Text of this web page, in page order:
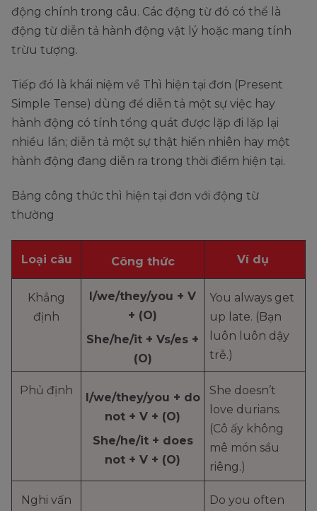
động chính trong câu. Các động từ đó có thể là
động từ diễn tả hành động vật lý hoặc mang tính
trừu tượng.
Tiếp đó là khái niệm về Thì hiện tại đơn (Present
Simple Tense) dùng để diễn tả một sự việc hay
hành động có tính tổng quát được lặp đi lặp lại
nhiều lần; diễn tả một sự thật hiển nhiên hay một
hành động đang diễn ra trong thời điểm hiện tại.
Bảng công thức thì hiện tại đơn với động từ
thường
Loại câu Công thức Ví dụ
Khẳng
định
I/we/they/you + V
+ (O)
She/he/it + Vs/es +
(O)
You always get
up late. (Bạn
luôn luôn dậy
trễ.)
Phủ định
I/we/they/you + do
not + V + (O)
She/he/it + does
not + V + (O)
She doesn’t
love durians.
(Cô ấy không
mê món sầu
riêng.)
Nghi vấn
Do you often